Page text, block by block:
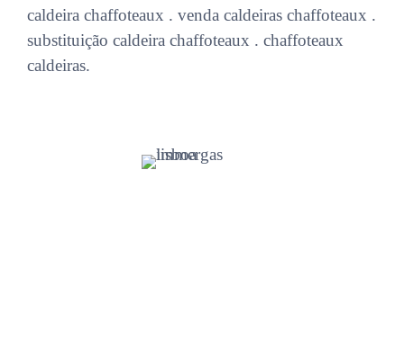
caldeira chaffoteaux . venda caldeiras chaffoteaux .
substituição caldeira chaffoteaux . chaffoteaux
caldeiras.